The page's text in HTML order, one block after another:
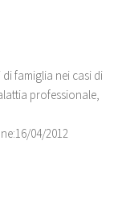
famiglia nei casi di
professionale,
04/2012